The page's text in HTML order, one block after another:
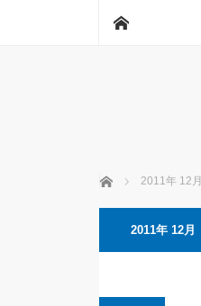
ホーム 2011年 12月
2011年 12月